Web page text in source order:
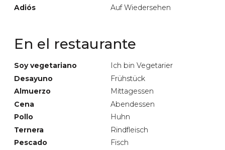
Adiós
Auf Wiedersehen
En el restaurante
Soy vegetariano
Ich bin Vegetarier
Desayuno
Frühstück
Almuerzo
Mittagessen
Cena
Abendessen
Pollo
Huhn
Ternera
Rindfleisch
Pescado
Fisch